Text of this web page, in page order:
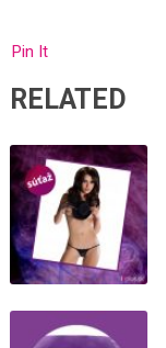
Pin It
RELATED